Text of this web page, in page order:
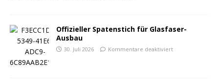
Offizieller Spatenstich für Glasfaser-
Ausbau
30. Juli 2026 Kommentare deaktiviert